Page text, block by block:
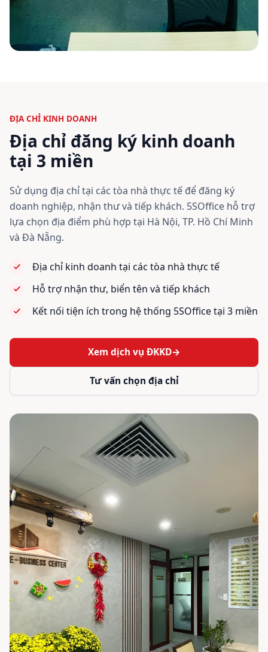
ĐỊA CHỈ KINH DOANH
Địa chỉ đăng ký kinh doanh
tại 3 miền
Sử dụng địa chỉ tại các tòa nhà thực tế để đăng ký
doanh nghiệp, nhận thư và tiếp khách. 5SOffice hỗ trợ
lựa chọn địa điểm phù hợp tại Hà Nội, TP. Hồ Chí Minh
và Đà Nẵng.
Địa chỉ kinh doanh tại các tòa nhà thực tế
Hỗ trợ nhận thư, biển tên và tiếp khách
Kết nối tiện ích trong hệ thống 5SOffice tại 3 miền
Xem dịch vụ ĐKKD→
Tư vấn chọn địa chỉ